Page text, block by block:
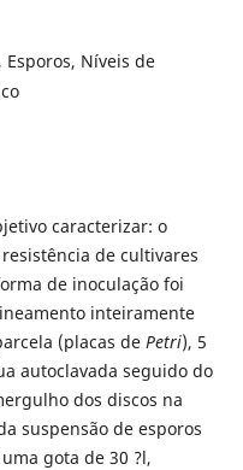
Esporos, Níveis de
caracterizar: o
de cultivares
de inoculação foi
inteiramente
(placas de Petri), 5
autoclavada seguido do
dos discos na
suspensão de esporos
gota de 30 ?l,